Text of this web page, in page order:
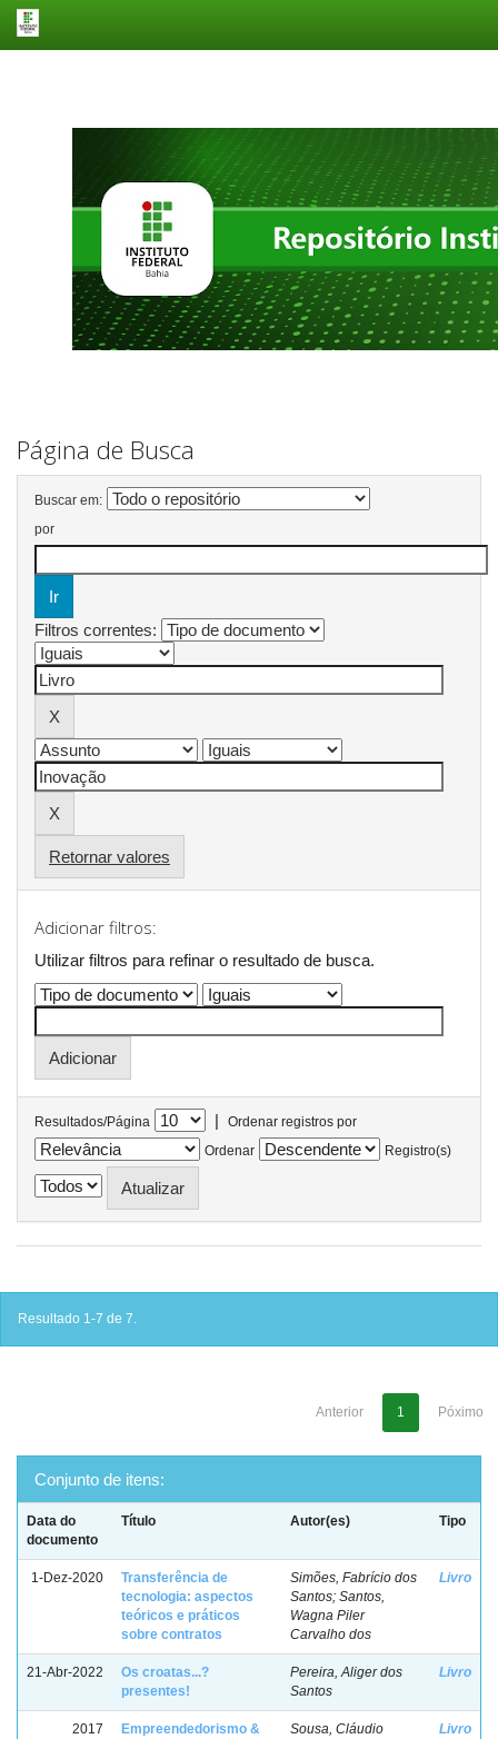
Página de Busca
Buscar em:
por
Filtros correntes:
Retornar valores
Adicionar filtros:
Utilizar filtros para refinar o resultado de busca.
Resultados/Página |
Ordenar registros por
Ordenar
Registro(s)
Resultado 1-7 de 7.
Anterior 1 Póximo
Conjunto de itens:
Data do
documento
Título Autor(es) Tipo
1-Dez-2020
Transferência de
tecnologia: aspectos
teóricos e práticos
sobre contratos
Simões, Fabrício dos
Santos; Santos,
Wagna Piler
Carvalho dos
Livro
21-Abr-2022
Os croatas...?
presentes!
Pereira, Aliger dos
Santos
Livro
2017
Empreendedorismo &
Sousa, Cláudio
Livro